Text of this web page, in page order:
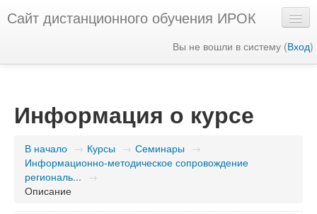
Сайт дистанционного обучения ИРОК
Вы не вошли в систему (Вход)
Информация о курсе
В начало → Курсы → Семинары →
Информационно-методическое сопровождение
региональ... →
Описание